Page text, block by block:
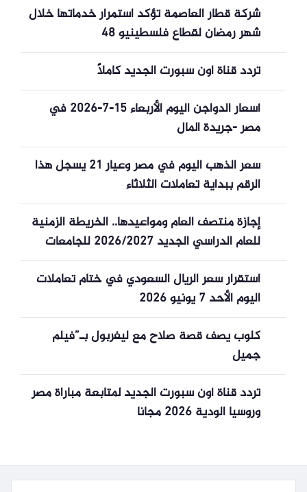
شركة قطار العاصمة تؤكد استمرار خدماتها خلال
شهر رمضان لقطاع فلسطينيو 48
تردد قناة اون سبورت الجديد كاملاً
أسعار الدواجن اليوم الأربعاء 15-7-2026 في
مصر -جريدة المال
سعر الذهب اليوم في مصر وعيار 21 يسجل هذا
الرقم ببداية تعاملات الثلاثاء
إجازة منتصف العام ومواعيدها.. الخريطة الزمنية
للعام الدراسي الجديد 2026/2027 للجامعات
استقرار سعر الريال السعودي في ختام تعاملات
اليوم الأحد 7 يونيو 2026
كلوب يصف قصة صلاح مع ليفربول بـ”فيلم
جميل
تردد قناة أون سبورت الجديد لمتابعة مباراة مصر
وروسيا الودية 2026 مجانا